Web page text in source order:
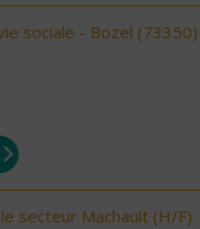
sociale - Bozel
secteur Machault (H/F)